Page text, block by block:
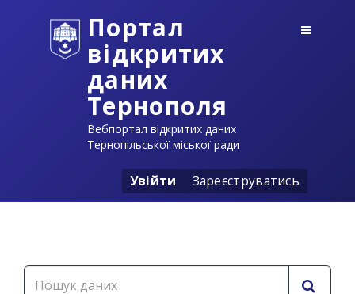
Портал
відкритих
даних
Тернополя
Вебпортал відкритих даних
Тернопільської міської ради
Увійти Зареєструватись